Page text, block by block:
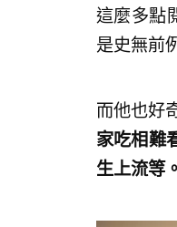
這麼多點
是史無前
而他也好
家吃相難
生上流等。